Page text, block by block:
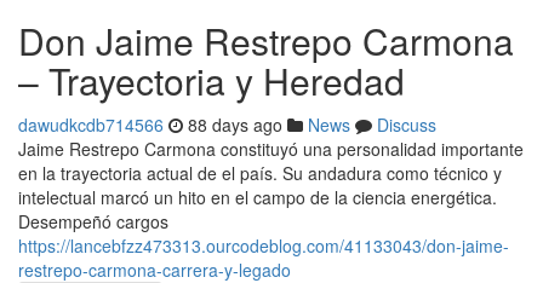
Don Jaime Restrepo Carmona
– Trayectoria y Heredad
dawudkcdb714566 88 days ago News
Discuss
Jaime Restrepo Carmona constituyó una personalidad importante
en la trayectoria actual de el país. Su andadura como técnico y
intelectual marcó un hito en el campo de la ciencia energética.
Desempeñó cargos
https://lancebfzz473313.ourcodeblog.com/41133043/don-jaime-
restrepo-carmona-carrera-y-legado